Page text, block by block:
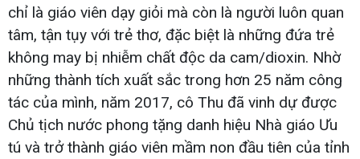
chỉ là giáo viên dạy giỏi mà còn là người luôn quan
tâm, tận tụy với trẻ thơ, đặc biệt là những đứa trẻ
không may bị nhiễm chất độc da cam/dioxin. Nhờ
những thành tích xuất sắc trong hơn 25 năm công
tác của mình, năm 2017, cô Thu đã vinh dự được
Chủ tịch nước phong tặng danh hiệu Nhà giáo Ưu
tú và trở thành giáo viên mầm non đầu tiên của tỉnh